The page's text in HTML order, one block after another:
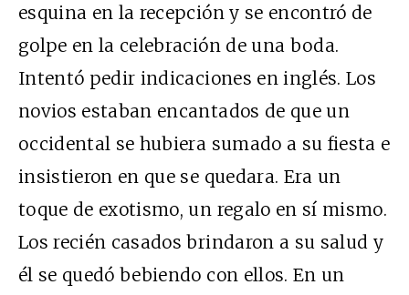
esquina en la recepción y se encontró de
golpe en la celebración de una boda.
Intentó pedir indicaciones en inglés. Los
novios estaban encantados de que un
occidental se hubiera sumado a su fiesta e
insistieron en que se quedara. Era un
toque de exotismo, un regalo en sí mismo.
Los recién casados brindaron a su salud y
él se quedó bebiendo con ellos. En un